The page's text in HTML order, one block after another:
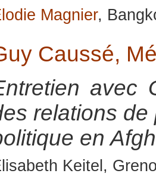
Magnier,
Caussé,
avec
relations
en
Keitel,